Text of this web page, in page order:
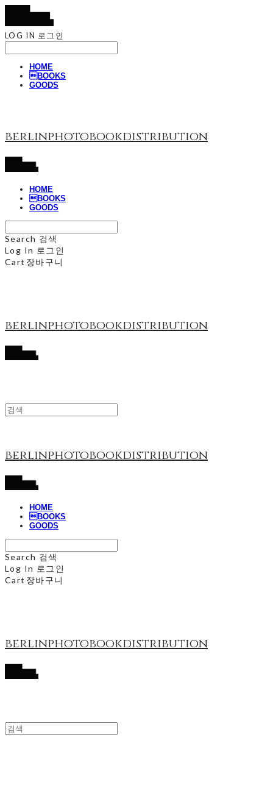
LOG IN 로그인
HOME
BOOKS
GOODS
berlinphotobookdistribution
HOME
BOOKS
GOODS
Search 검색
Log In 로그인
Cart 장바구니
berlinphotobookdistribution
berlinphotobookdistribution
HOME
BOOKS
GOODS
Search 검색
Log In 로그인
Cart 장바구니
berlinphotobookdistribution